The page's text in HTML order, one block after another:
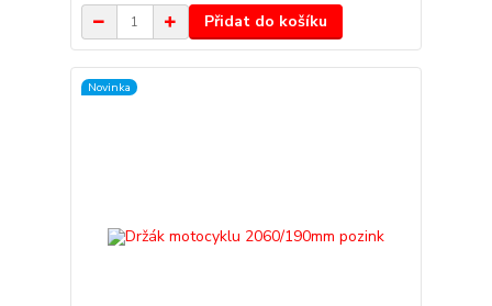
Přidat do košíku
Novinka